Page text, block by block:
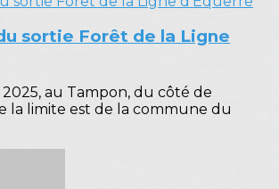
sortie Forêt de la Ligne
2025, au Tampon, du côté de
la limite est de la commune du